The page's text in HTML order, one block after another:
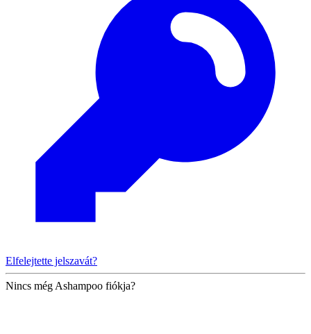
Elfelejtette jelszavát?
Nincs még Ashampoo fiókja?